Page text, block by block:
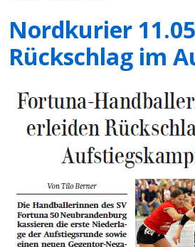
Nordkurier
Rückschlag im